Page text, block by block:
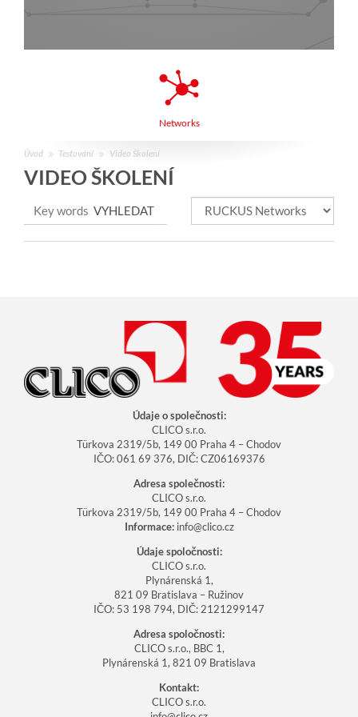
Networks
Úvod Testování Video Školení
VIDEO ŠKOLENÍ
Údaje o společnosti:
CLICO s.r.o.
Türkova 2319/5b, 149 00 Praha 4 – Chodov
IČO: 061 69 376, DIČ: CZ06169376
Adresa společnosti:
CLICO s.r.o.
Türkova 2319/5b, 149 00 Praha 4 – Chodov
Informace: info@clico.cz
Údaje spoločnosti:
CLICO s.r.o.
Plynárenská 1,
821 09 Bratislava – Ružinov
IČO: 53 198 794, DIČ: 2121299147
Adresa spoločnosti:
CLICO s.r.o., BBC 1,
Plynárenská 1, 821 09 Bratislava
Kontakt:
CLICO s.r.o.